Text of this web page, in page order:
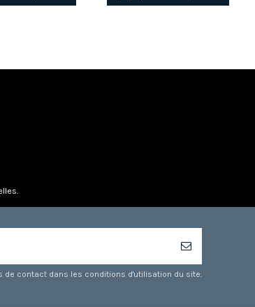
de contact dans les conditions d'utilisation du site.